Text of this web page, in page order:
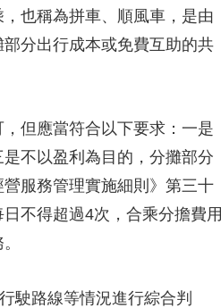
也稱為拼車、順風車，是由
分出行成本或免費互助的共
但應當符合以下要求：一是
不以盈利為目的，分攤部分
服務管理實施細則》第三十
不得超過4次，合乘分擔費用
駛路線等情況進行綜合判